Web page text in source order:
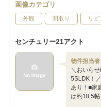
画像カテゴリ
外観 間取り リ
センチュリー21アクト
物件担当者
＼おいら
5SLDK！
あり！■家
は約18.5帖